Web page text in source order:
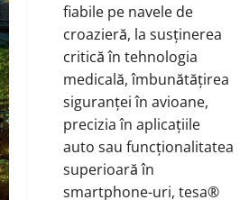
fiabile pe navele de
croazieră, la susținerea
critică în tehnologia
medicală, îmbunătățirea
siguranței în avioane,
precizia în aplicațiile
auto sau funcționalitatea
superioară în
smartphone-uri, tesa®